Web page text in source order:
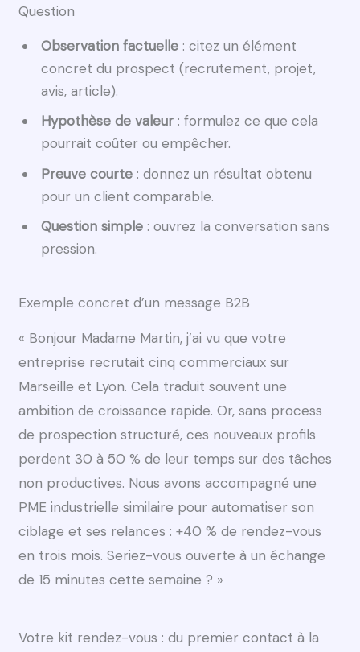
Question
Observation factuelle : citez un élément
concret du prospect (recrutement, projet,
avis, article).
Hypothèse de valeur : formulez ce que cela
pourrait coûter ou empêcher.
Preuve courte : donnez un résultat obtenu
pour un client comparable.
Question simple : ouvrez la conversation sans
pression.
Exemple concret d’un message B2B
« Bonjour Madame Martin, j’ai vu que votre
entreprise recrutait cinq commerciaux sur
Marseille et Lyon. Cela traduit souvent une
ambition de croissance rapide. Or, sans process
de prospection structuré, ces nouveaux profils
perdent 30 à 50 % de leur temps sur des tâches
non productives. Nous avons accompagné une
PME industrielle similaire pour automatiser son
ciblage et ses relances : +40 % de rendez-vous
en trois mois. Seriez-vous ouverte à un échange
de 15 minutes cette semaine ? »
Votre kit rendez-vous : du premier contact à la